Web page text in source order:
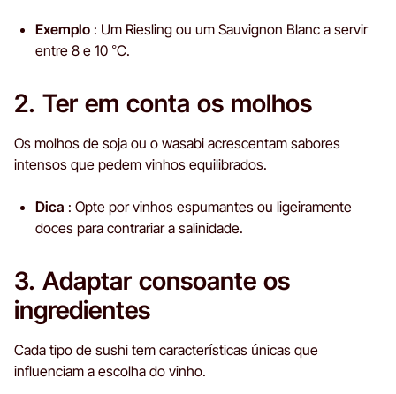
Exemplo : Um Riesling ou um Sauvignon Blanc a servir
entre 8 e 10 °C.
2. Ter em conta os molhos
Os molhos de soja ou o wasabi acrescentam sabores
intensos que pedem vinhos equilibrados.
Dica : Opte por vinhos espumantes ou ligeiramente
doces para contrariar a salinidade.
3. Adaptar consoante os
ingredientes
Cada tipo de sushi tem características únicas que
influenciam a escolha do vinho.